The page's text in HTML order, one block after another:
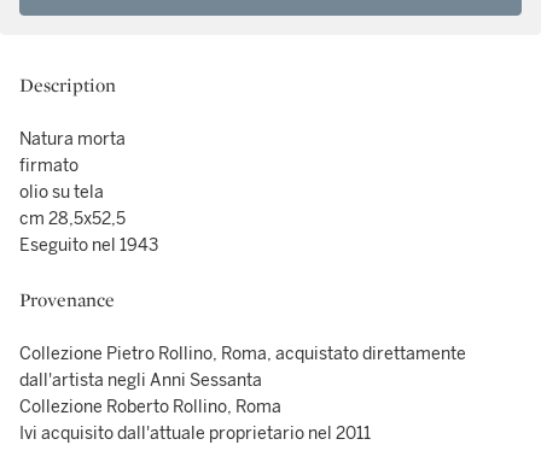
Description
Natura morta
firmato
olio su tela
cm 28,5x52,5
Eseguito nel 1943
Provenance
Collezione Pietro Rollino, Roma, acquistato direttamente
dall'artista negli Anni Sessanta
Collezione Roberto Rollino, Roma
Ivi acquisito dall'attuale proprietario nel 2011